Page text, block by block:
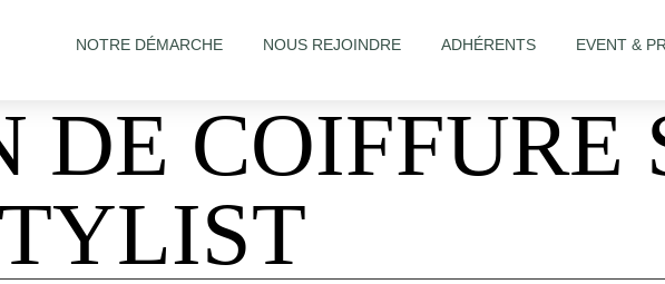
NOTRE DÉMARCHE NOUS REJOINDRE ADHÉRENTS EVENT &
DE COIFFURE